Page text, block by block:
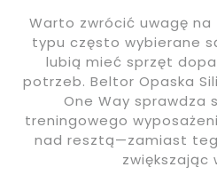
Warto zwrócić uwagę
typu często wybierane
lubią mieć sprzęt
potrzeb. Beltor Opaska
One Way sprawdza
treningowego
nad resztą—zamiast
zwiększając